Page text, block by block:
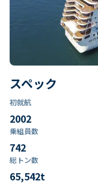
スペック
初就航
2002
乗組員数​
742
総トン数​
65,542t